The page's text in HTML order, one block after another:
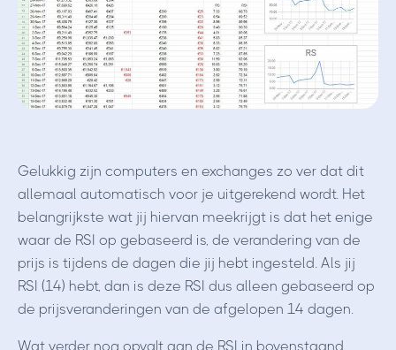
Gelukkig zijn computers en exchanges zo ver dat dit
allemaal automatisch voor je uitgerekend wordt. Het
belangrijkste wat jij hiervan meekrijgt is dat het enige
waar de RSI op gebaseerd is, de verandering van de
prijs is tijdens de dagen die jij hebt ingesteld. Als jij
RSI (14) hebt, dan is deze RSI dus alleen gebaseerd op
de prijsveranderingen van de afgelopen 14 dagen.
Wat verder nog opvalt aan de RSI in bovenstaand